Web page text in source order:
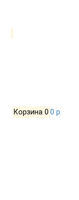
Корзина 0 0 р.